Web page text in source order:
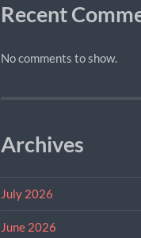
Recent
No comments to show.
Archives
July 2026
June 2026